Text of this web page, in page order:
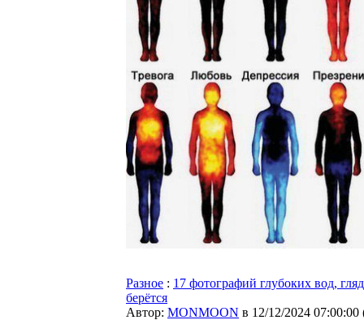
Разное : 17 фотографий глубоких вод,
берётся
Автор: MONMOON в 12/12/2024 07:00:00